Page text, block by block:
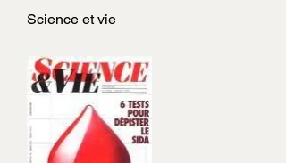
Science et vie